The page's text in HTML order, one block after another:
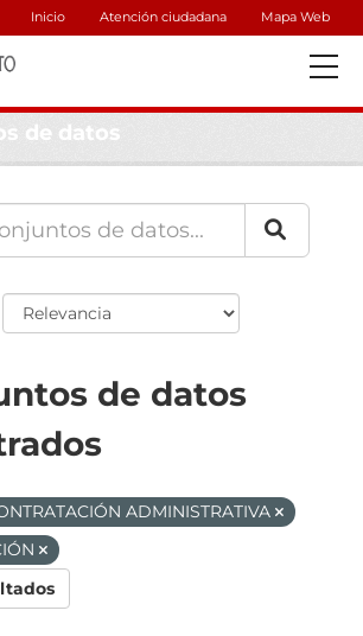
Inicio Atención ciudadana Mapa Web
de datos
de datos
ADMINISTRATIVA